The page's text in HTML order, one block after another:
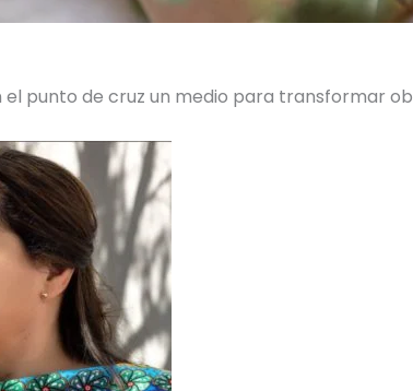
punto de cruz un medio para transformar